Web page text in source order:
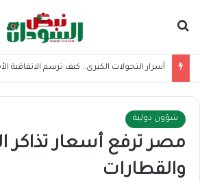
شؤون دولية
مصر ترفع أسعار تذاكر
والقطارات